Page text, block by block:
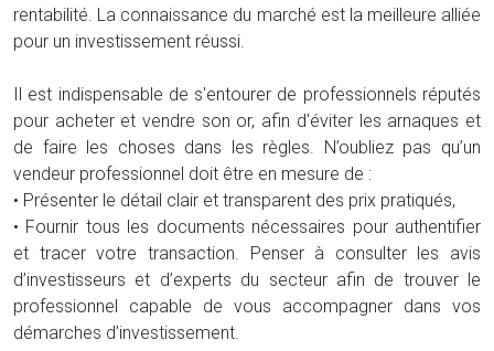
rentabilité. La connaissance du marché est la meilleure alliée
pour un investissement réussi.
Il est indispensable de s'entourer de professionnels réputés
pour acheter et vendre son or, afin d'éviter les arnaques et
de faire les choses dans les règles. N’oubliez pas qu’un
vendeur professionnel doit être en mesure de :
• Présenter le détail clair et transparent des prix pratiqués,
• Fournir tous les documents nécessaires pour authentifier
et tracer votre transaction. Penser à consulter les avis
d’investisseurs et d’experts du secteur afin de trouver le
professionnel capable de vous accompagner dans vos
démarches d’investissement.